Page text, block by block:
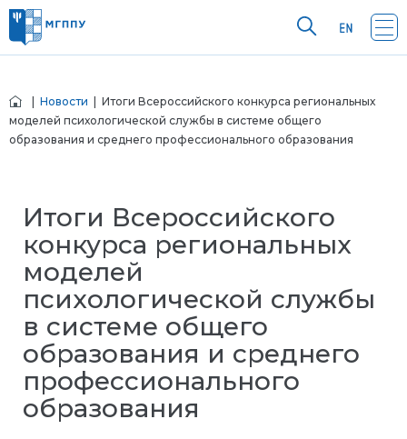
Новости | Итоги Всероссийского конкурса региональных
моделей психологической службы в системе общего
образования и среднего профессионального образования
Итоги Всероссийского
конкурса региональных
моделей
психологической службы
в системе общего
образования и среднего
профессионального
образования